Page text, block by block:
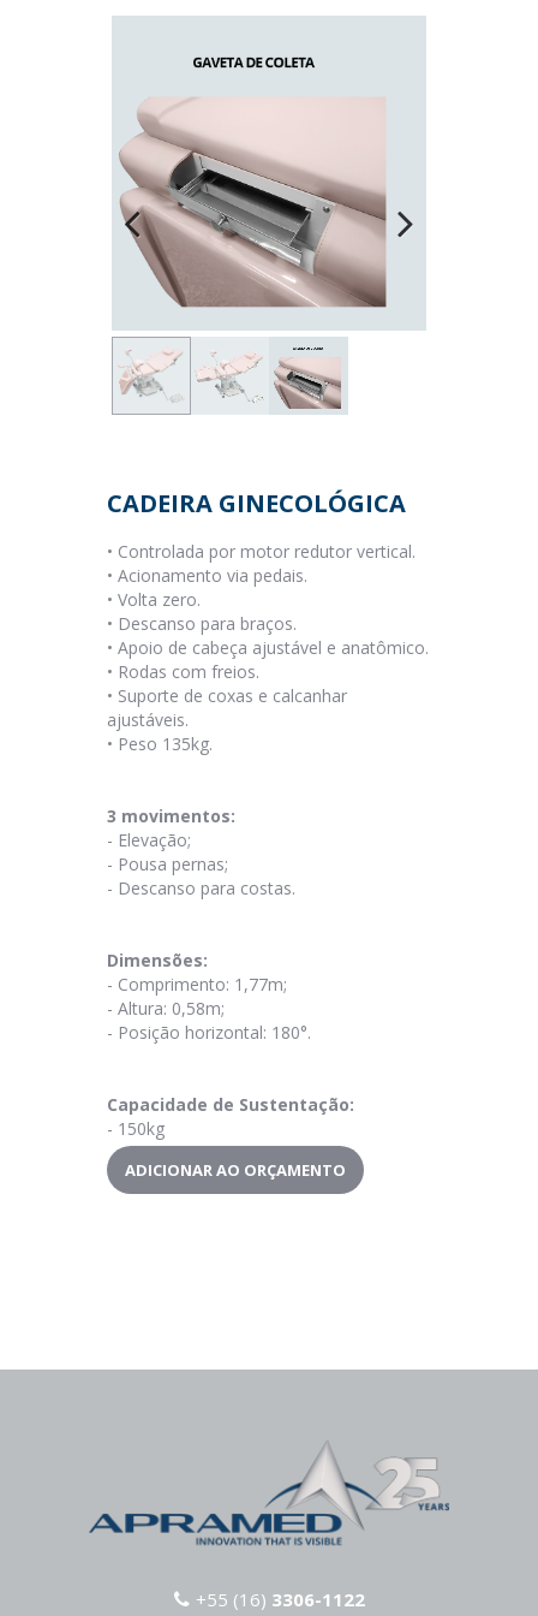
Previous Next
CADEIRA GINECOLÓGICA
• Controlada por motor redutor vertical.
• Acionamento via pedais.
• Volta zero.
• Descanso para braços.
• Apoio de cabeça ajustável e anatômico.
• Rodas com freios.
• Suporte de coxas e calcanhar
ajustáveis.
• Peso 135kg.
3 movimentos:
- Elevação;
- Pousa pernas;
- Descanso para costas.
Dimensões:
- Comprimento: 1,77m;
- Altura: 0,58m;
- Posição horizontal: 180°.
Capacidade de Sustentação:
- 150kg
ADICIONAR AO ORÇAMENTO
+55 (16) 3306-1122